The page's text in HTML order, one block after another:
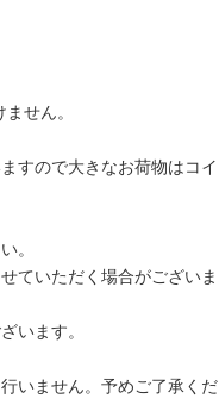
せん。
すので大きなお荷物はコイ
。
ていただく場合がございま
います。
いません。予めご了承くだ